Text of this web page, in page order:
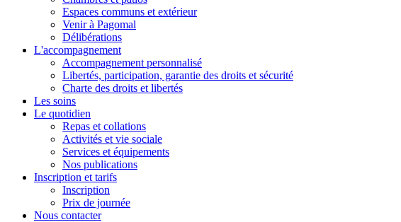
Espaces communs et extérieur
Venir à Pagomal
Délibérations
L'accompagnement
Accompagnement personnalisé
Libertés, participation, garantie des droits et sécurité
Charte des droits et libertés
Les soins
Le quotidien
Repas et collations
Activités et vie sociale
Services et équipements
Nos publications
Inscription et tarifs
Inscription
Prix de journée
Nous contacter